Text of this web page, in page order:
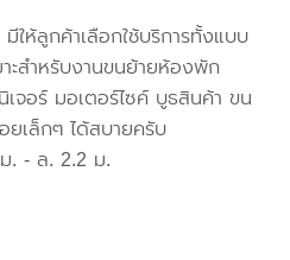
ให้ลูกค้าเลือกใช้บริการทั้งแบบ
ะสำหรับงานขนย้ายห้องพัก
จอร์ มอเตอร์ไซค์ บูธสินค้า ขน
ยเล็กๆ ได้สบายครับ
. - ล. 2.2 ม.